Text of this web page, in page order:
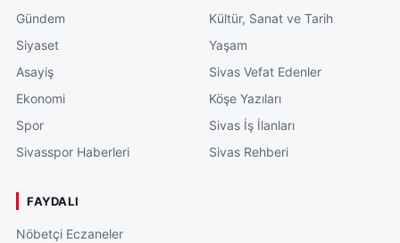
Gündem
Siyaset
Asayiş
Ekonomi
Spor
Sivasspor Haberleri
Kültür, Sanat ve Tarih
Yaşam
Sivas Vefat Edenler
Köşe Yazıları
Sivas İş İlanları
Sivas Rehberi
FAYDALI
Nöbetçi Eczaneler